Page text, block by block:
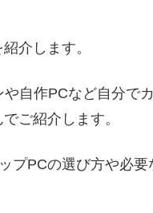
介します。
自作PCなど自分で
ご紹介します。
プPCの選び方や必要